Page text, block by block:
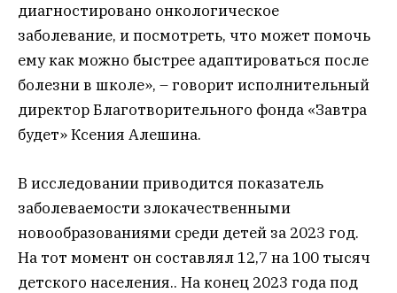
диагностировано онкологическое
заболевание, и посмотреть, что может помочь
ему как можно быстрее адаптироваться после
болезни в школе», – говорит исполнительный
директор Благотворительного фонда «Завтра
будет» Ксения Алешина.
В исследовании приводится показатель
заболеваемости злокачественными
новообразованиями среди детей за 2023 год.
На тот момент он составлял 12,7 на 100 тысяч
детского населения.. На конец 2023 года под